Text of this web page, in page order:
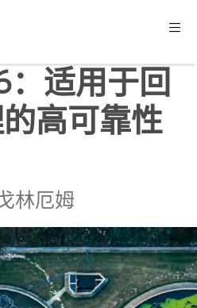
：适用于回
高可靠性
林厄姆